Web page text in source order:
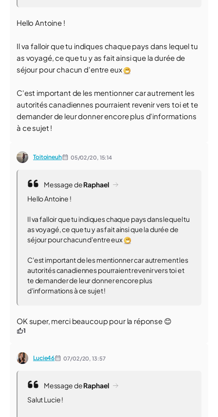
Hello Antoine !
Il va falloir que tu indiques chaque pays dans lequel tu
as voyagé, ce que tu y as fait ainsi que la durée de
séjour pour chacun d'entre eux
C'est important de les mentionner car autrement les
autorités canadiennes pourraient revenir vers toi et te
demander de leur donner encore plus d'informations
à ce sujet !
Toitoineuh 05/02/20, 15:14
Message deRaphael
Hello Antoine !
Il va falloir que tu indiques chaque pays dans lequel tu
as voyagé, ce que tu y as fait ainsi que la durée de
séjour pour chacun d'entre eux
C'est important de les mentionner car autrement les
autorités canadiennes pourraient revenir vers toi et
te demander de leur donner encore plus
d'informations à ce sujet !
OK super, merci beaucoup pour la réponse 😊
1
Lucie46 07/02/20,13:57
Message deRaphael
Salut Lucie !